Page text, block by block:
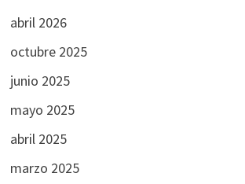
abril 2026
octubre 2025
junio 2025
mayo 2025
abril 2025
marzo 2025